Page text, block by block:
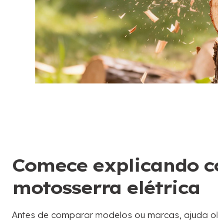
Comece explicando
motosserra elétrica
Antes de comparar modelos ou marcas, ajuda